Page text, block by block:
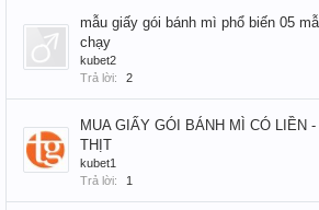
mẫu giấy gói bánh mì phổ biến 05
chạy
kubet2
Trả lời:
2
MUA GIẤY GÓI BÁNH MÌ CÓ LIỀN -
THỊT
kubet1
Trả lời:
1